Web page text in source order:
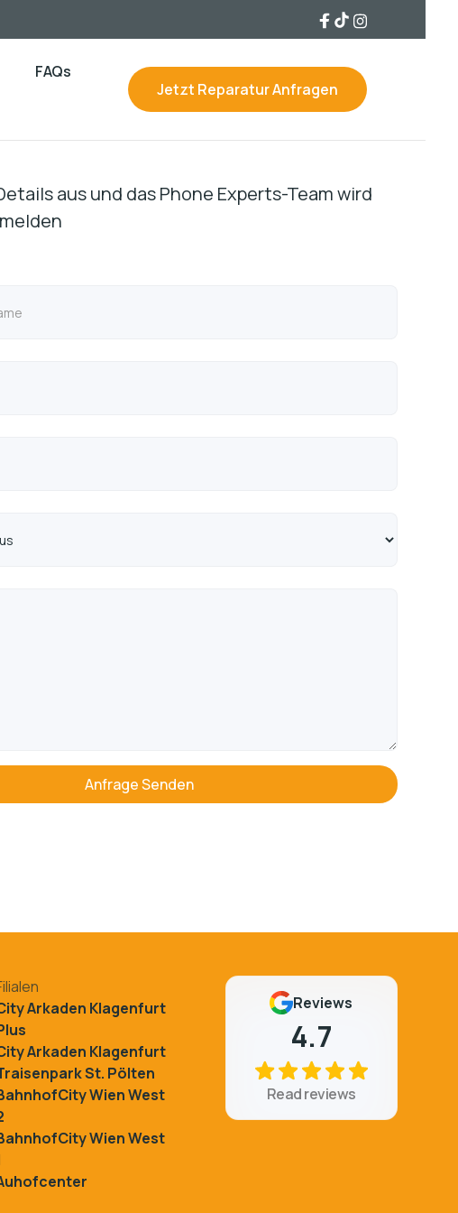
FAQs
Jetzt Reparatur Anfragen
aus und das Phone Experts-Team wird
Arkaden Klagenfurt
Arkaden Klagenfurt
St. Pölten
Wien West
Wien West
Reviews
4.7
Read reviews